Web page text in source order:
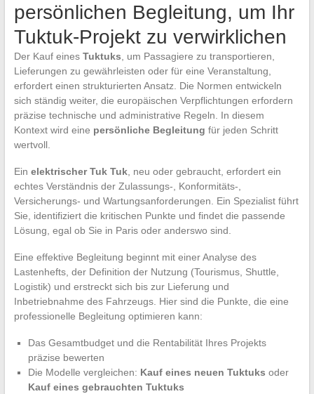
persönlichen Begleitung, um Ihr
Tuktuk-Projekt zu verwirklichen
Der Kauf eines Tuktuks , um Passagiere zu transportieren,
Lieferungen zu gewährleisten oder für eine Veranstaltung,
erfordert einen strukturierten Ansatz. Die Normen entwickeln
sich ständig weiter, die europäischen Verpflichtungen erfordern
präzise technische und administrative Regeln. In diesem
Kontext wird eine persönliche Begleitung für jeden Schritt
wertvoll.
Ein elektrischer Tuk Tuk, neu oder gebraucht, erfordert ein
echtes Verständnis der Zulassungs-, Konformitäts-,
Versicherungs- und Wartungsanforderungen. Ein Spezialist führt
Sie, identifiziert die kritischen Punkte und findet die passende
Lösung, egal ob Sie in Paris oder anderswo sind.
Eine effektive Begleitung beginnt mit einer Analyse des
Lastenhefts, der Definition der Nutzung (Tourismus, Shuttle,
Logistik) und erstreckt sich bis zur Lieferung und
Inbetriebnahme des Fahrzeugs. Hier sind die Punkte, die eine
professionelle Begleitung optimieren kann:
Das Gesamtbudget und die Rentabilität Ihres Projekts
präzise bewerten
Die Modelle vergleichen: Kauf eines neuen Tuktuks oder
Kauf eines gebrauchten Tuktuks